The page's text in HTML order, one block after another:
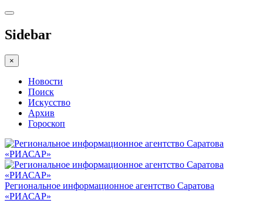
Sidebar
×
Новости
Поиск
Искусство
Архив
Гороскоп
Региональное информационное агентство Саратова
«РИАСАР»